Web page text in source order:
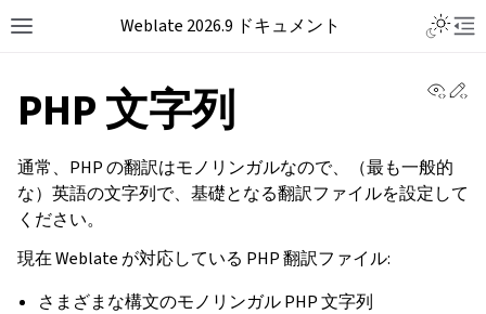
Weblate 2026.9 ドキュメント
PHP 文字列
通常、PHP の翻訳はモノリンガルなので、（最も一般的
な）英語の文字列で、基礎となる翻訳ファイルを設定して
ください。
現在 Weblate が対応している PHP 翻訳ファイル:
さまざまな構文のモノリンガル PHP 文字列